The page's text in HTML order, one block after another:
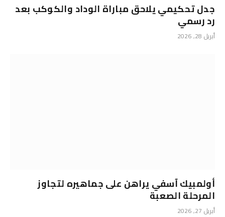
جدل تحكيمي يلاحق مباراة الوداد والكوكب بعد
رد رسمي
أبريل 28, 2026
أولمبيك آسفي يراهن على جماهيره لتجاوز
المرحلة الصعبة
أبريل 27, 2026